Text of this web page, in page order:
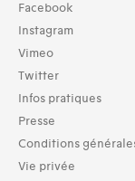
Facebook
Instagram
Vimeo
Twitter
Infos pratiques
Presse
Conditions
Vie privée